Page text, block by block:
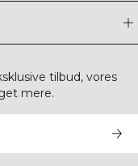
tilbud, vores
mere.